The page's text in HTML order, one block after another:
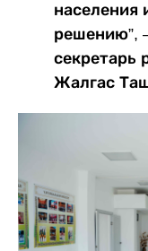
населения
решению”,
секретарь
Жалгас